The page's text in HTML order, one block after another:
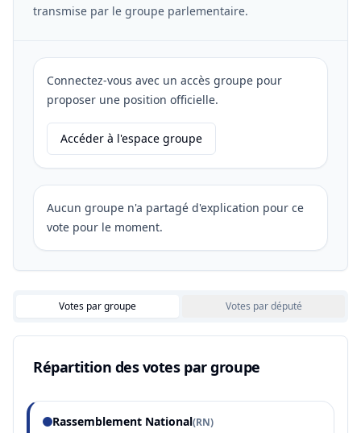
transmise par le groupe parlementaire.
Connectez-vous avec un accès groupe pour
proposer une position officielle.
Accéder à l'espace groupe
Aucun groupe n'a partagé d'explication pour ce
vote pour le moment.
Votes par groupe Votes par député
Répartition des votes par groupe
Rassemblement National(RN)